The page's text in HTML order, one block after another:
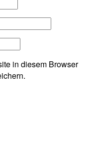
in diesem Browser